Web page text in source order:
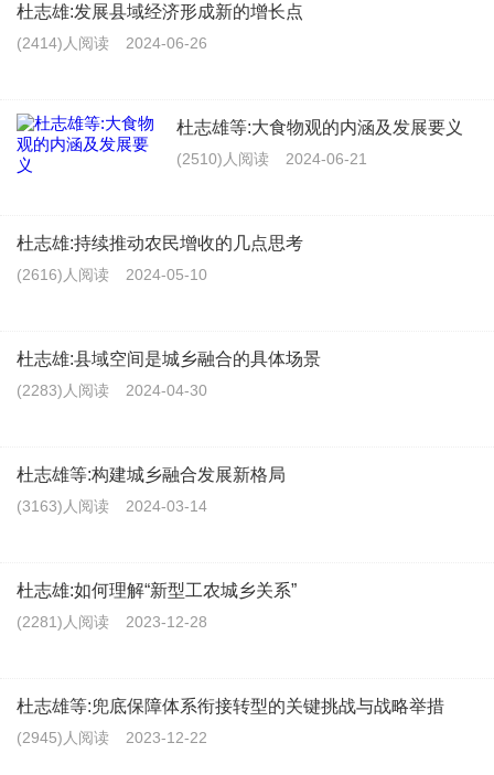
杜志雄:发展县域经济形成新的增长点
(2414)人阅读 2024-06-26
杜志雄等:大食物观的内涵及发展要义
(2510)人阅读 2024-06-21
杜志雄:持续推动农民增收的几点思考
(2616)人阅读 2024-05-10
杜志雄:县域空间是城乡融合的具体场景
(2283)人阅读 2024-04-30
杜志雄等:构建城乡融合发展新格局
(3163)人阅读 2024-03-14
杜志雄:如何理解“新型工农城乡关系”
(2281)人阅读 2023-12-28
杜志雄等:兜底保障体系衔接转型的关键挑战与战略举措
(2945)人阅读 2023-12-22